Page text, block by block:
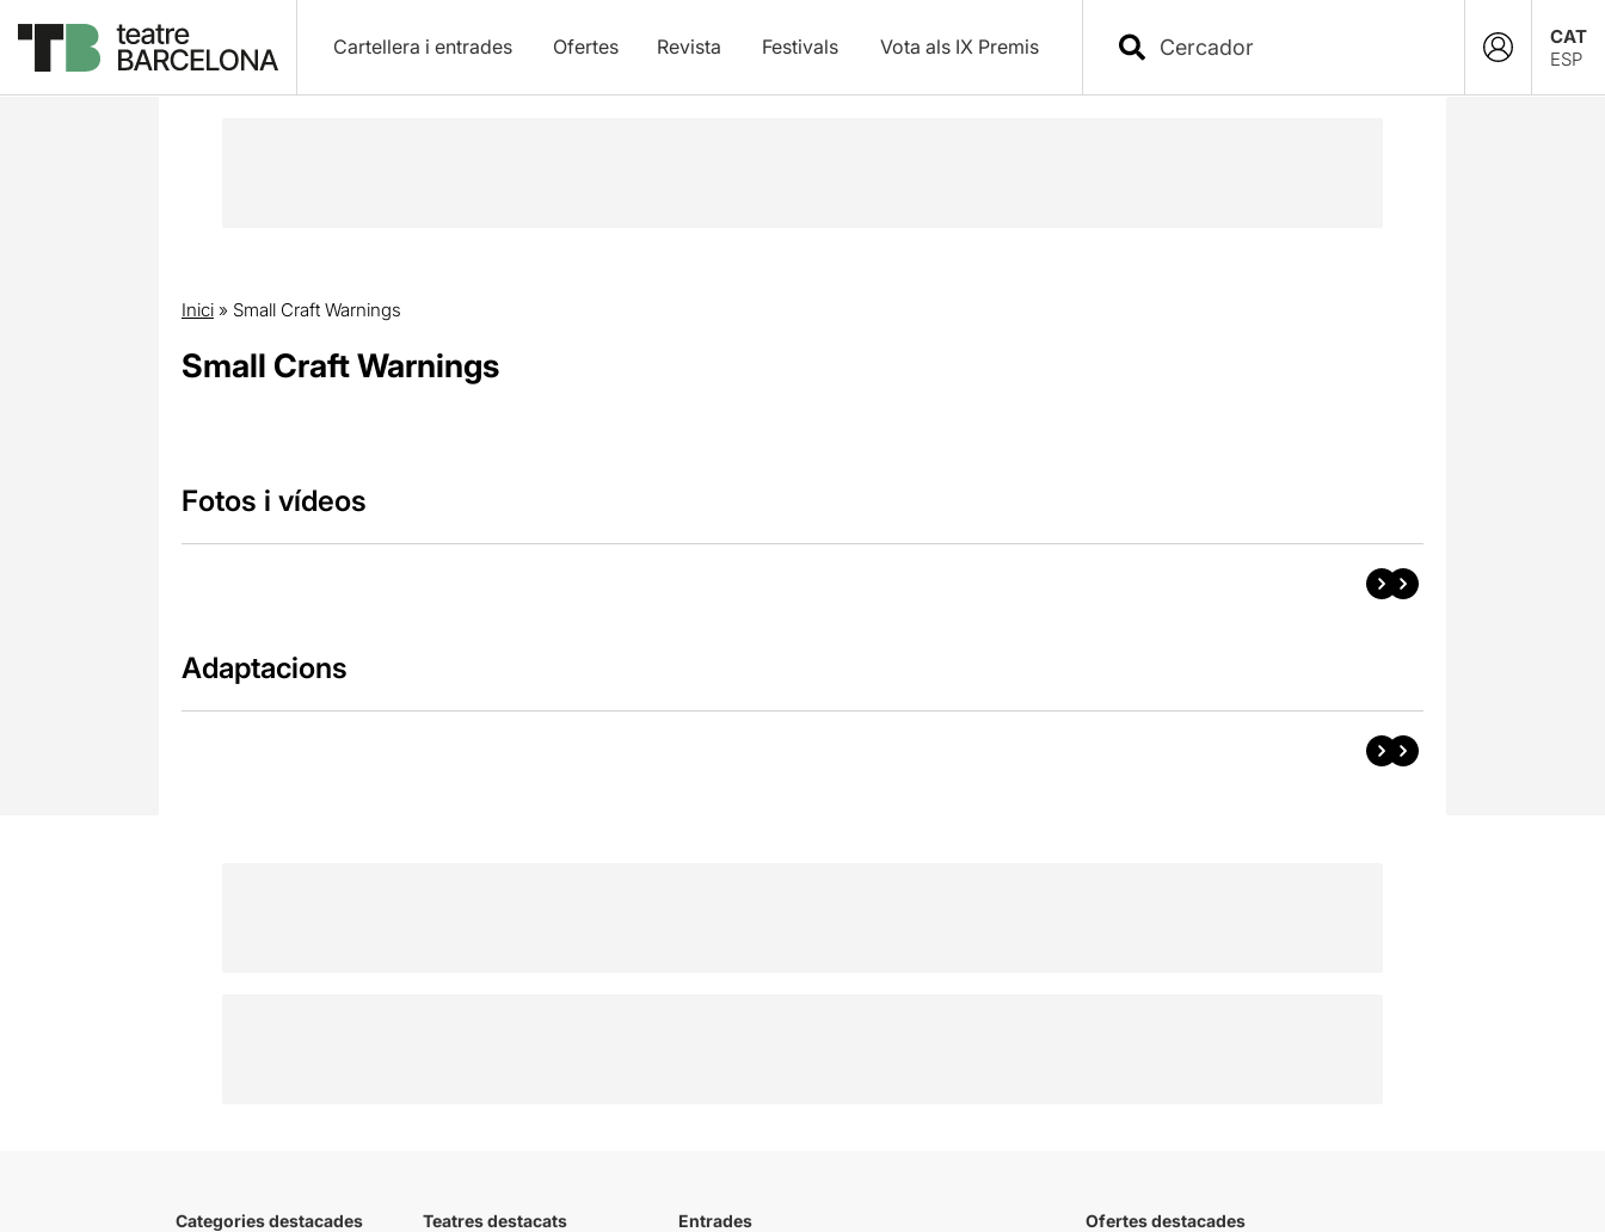
Cartellera i entrades Ofertes Revista Festivals Vota als IX Premis
CAT
ESP
Inici» Small Craft Warnings
Small Craft Warnings
Fotos i vídeos
Adaptacions
Categories destacades Teatres destacats Entrades Ofertes destacades